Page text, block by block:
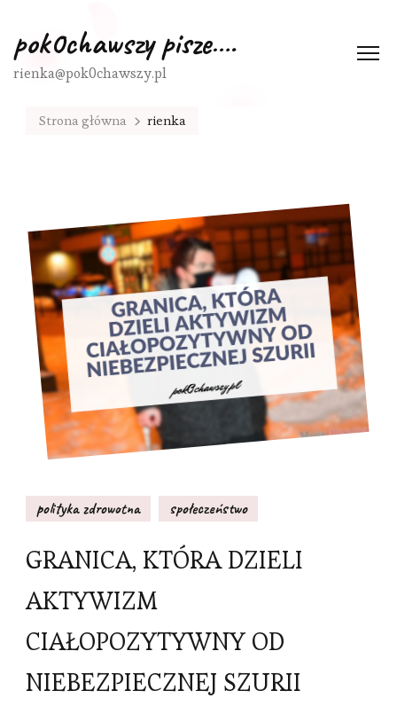
pok0chawszy pisze….
rienka@pok0chawszy.pl
Strona główna rienka
polityka zdrowotna społeczeństwo
GRANICA, KTÓRA DZIELI
AKTYWIZM
CIAŁOPOZYTYWNY OD
NIEBEZPIECZNEJ SZURII